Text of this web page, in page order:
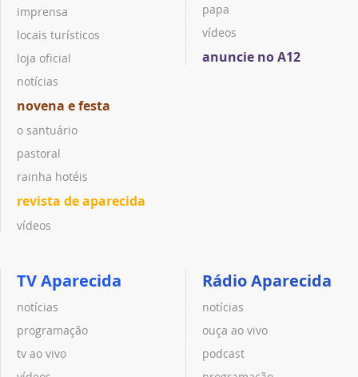
imprensa
locais turísticos
loja oficial
notícias
novena e festa
o santuário
pastoral
rainha hotéis
revista de aparecida
vídeos
papa
vídeos
anuncie no A12
TV Aparecida
notícias
programação
tv ao vivo
Rádio Aparecida
notícias
ouça ao vivo
podcast